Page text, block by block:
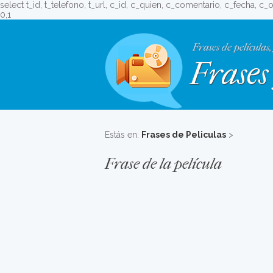
select t_id, t_telefono, t_url, c_id, c_quien, c_comentario, c_fecha,
0,1
Frases de
Estás en: Frases de Peliculas >
Frase de la película